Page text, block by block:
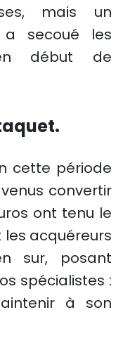
mais un
secoué les
début de
cette période
convertir
ont tenu le
acquéreurs
sur, posant
spécialistes :
à son